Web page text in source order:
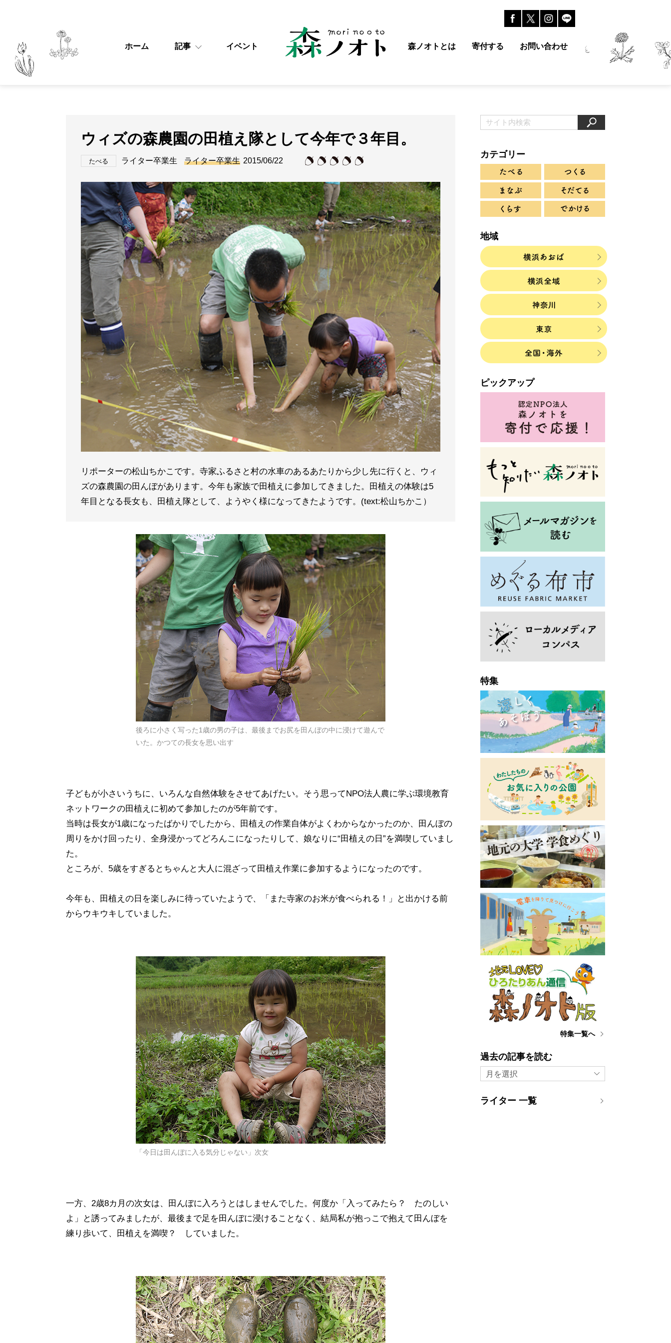
ホーム 記事 イベント 森ノオトとは 寄付する お問い合わせ
ウィズの森農園の田植え隊として今年で３年目。
たべる ライター卒業生 ライター卒業生 2015/06/22
リポーターの松山ちかこです。寺家ふるさと村の水車のあるあたりから少し先に行くと、ウィ
ズの森農園の田んぼがあります。今年も家族で田植えに参加してきました。田植えの体験は5
年目となる長女も、田植え隊として、ようやく様になってきたようです。(text:松山ちかこ）
後ろに小さく写った1歳の男の子は、最後までお尻を田んぼの中に浸けて遊んで
いた。かつての長女を思い出す
子どもが小さいうちに、いろんな自然体験をさせてあげたい。そう思ってNPO法人農に学ぶ環境教育
ネットワークの田植えに初めて参加したのが5年前です。
当時は長女が1歳になったばかりでしたから、田植えの作業自体がよくわからなかったのか、田んぼの
周りをかけ回ったり、全身浸かってどろんこになったりして、娘なりに“田植えの日”を満喫していまし
た。
ところが、5歳をすぎるとちゃんと大人に混ざって田植え作業に参加するようになったのです。
今年も、田植えの日を楽しみに待っていたようで、「また寺家のお米が食べられる！」と出かける前
からウキウキしていました。
「今日は田んぼに入る気分じゃない」次女
一方、2歳8カ月の次女は、田んぼに入ろうとはしませんでした。何度か「入ってみたら？ たのしい
よ」と誘ってみましたが、最後まで足を田んぼに浸けることなく、結局私が抱っこで抱えて田んぼを
練り歩いて、田植えを満喫？ していました。
カテゴリー
地域
ピックアップ
特集
特集一覧へ
過去の記事を読む
月を選択
ライター 一覧